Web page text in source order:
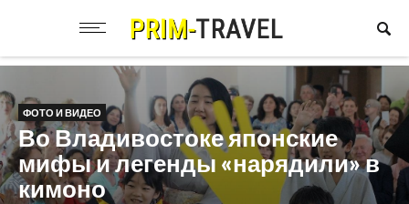
ФОТО И ВИДЕО
Во Владивостоке японские
мифы и легенды «нарядили» в
кимоно